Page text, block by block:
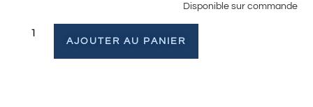
Disponible sur commande
AJOUTER AU PANIER